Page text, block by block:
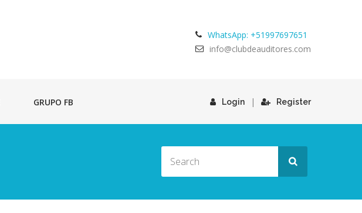
WhatsApp: +51997697651
info@clubdeauditores.com
GRUPO FB Login | Register